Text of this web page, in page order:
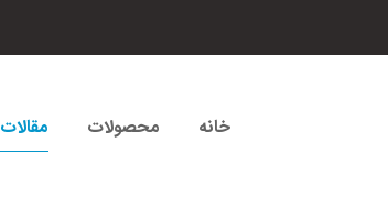
خانه محصولات مقالات